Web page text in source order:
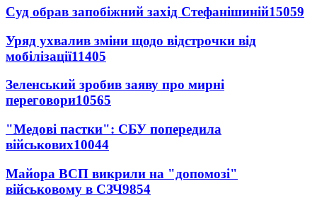
Суд обрав запобіжний захід Стефанішиній15059
Уряд ухвалив зміни щодо відстрочки від
мобілізації11405
Зеленський зробив заяву про мирні
переговори10565
"Медові пастки": СБУ попередила
військових10044
Майора ВСП викрили на "допомозі"
військовому в СЗЧ9854